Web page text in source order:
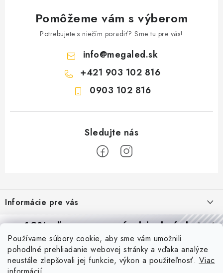
Používame súbory cookie, aby sme vám umožnili
pohodlné prehliadanie webovej stránky a vďaka analýze
neustále zlepšovali jej funkcie, výkon a použiteľnosť. Viac
Pomôžeme vám s výberom
Potrebujete s niečím poradiť? Sme tu pre vás!
info@megaled.sk
+421 903 102 816
0903 102 816
p
ä
Informácie pre vás
Reklamácie a formulár na odstúpenie od zmluvy
Obchodné podmienky
Podmienky ochrany osobných údajov
Blog
10% zľavana prvú objednávku
Prihláste sa azískajtezľavu aj praktické tipy,vďaka ktorým
budete svietiť lepšie a platiť menej.